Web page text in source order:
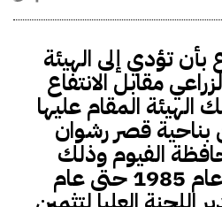
بأن تؤدي إلى الهيئة
مقابل الانتفاع
المقام عليها
قصر رشوان
الفيوم وذلك
خلال الفترة من عام 1985 حتى عام